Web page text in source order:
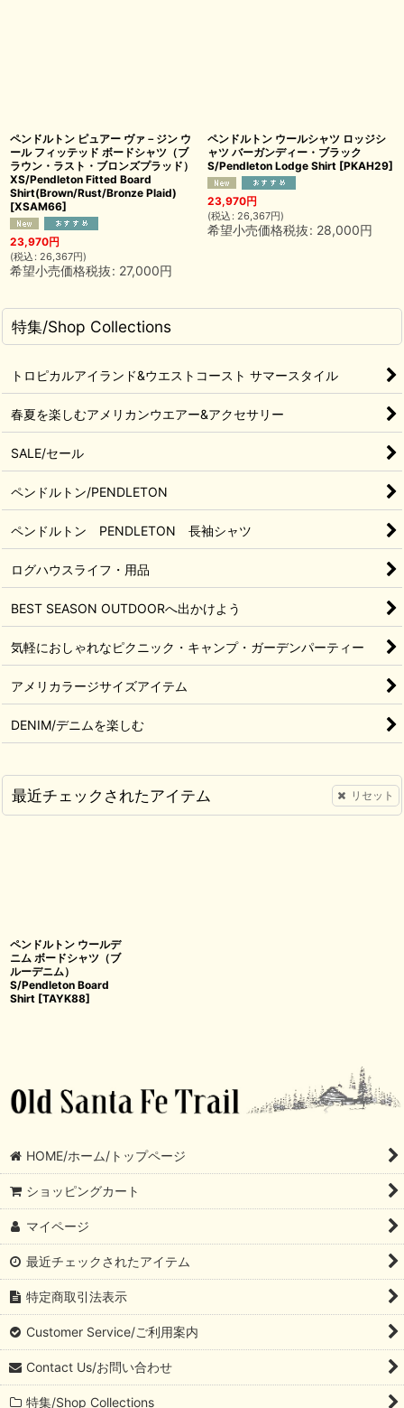
ペンドルトン ピュアー ヴァ－ジン ウ
ール フィッテッド ボードシャツ（ブ
ラウン・ラスト・ブロンズプラッド）
XS/Pendleton Fitted Board
Shirt(Brown/Rust/Bronze Plaid)
[XSAM66]
23,970円
(税込 : 26,367円)
希望小売価格税抜: 27,000円
ペンドルトン ウールシャツ ロッジシ
ャツ バーガンディー・ブラック
S/Pendleton Lodge Shirt [PKAH29]
23,970円
(税込 : 26,367円)
希望小売価格税抜: 28,000円
特集/Shop Collections
トロピカルアイランド&ウエストコースト サマースタイル
春夏を楽しむアメリカンウエアー&アクセサリー
SALE/セール
ペンドルトン/PENDLETON
ペンドルトン PENDLETON 長袖シャツ
ログハウスライフ・用品
BEST SEASON OUTDOORへ出かけよう
気軽におしゃれなピクニック・キャンプ・ガーデンパーティー
アメリカラージサイズアイテム
DENIM/デニムを楽しむ
最近チェックされたアイテム リセット
ペンドルトン ウールデ
ニム ボードシャツ（ブ
ルーデニム）
S/Pendleton Board
Shirt [TAYK88]
HOME/ホーム/トップページ
ショッピングカート
マイページ
最近チェックされたアイテム
特定商取引法表示
Customer Service/ご利用案内
Contact Us/お問い合わせ
特集/Shop Collections